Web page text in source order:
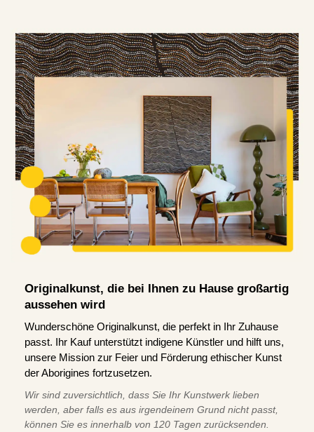
Originalkunst, die bei Ihnen zu Hause großartig
aussehen wird
Wunderschöne Originalkunst, die perfekt in Ihr Zuhause
passt. Ihr Kauf unterstützt indigene Künstler und hilft uns,
unsere Mission zur Feier und Förderung ethischer Kunst
der Aborigines fortzusetzen.
Wir sind zuversichtlich, dass Sie Ihr Kunstwerk lieben
werden, aber falls es aus irgendeinem Grund nicht passt,
können Sie es innerhalb von 120 Tagen zurücksenden.